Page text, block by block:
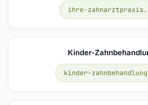
ihre-
Kinder-
kinder-